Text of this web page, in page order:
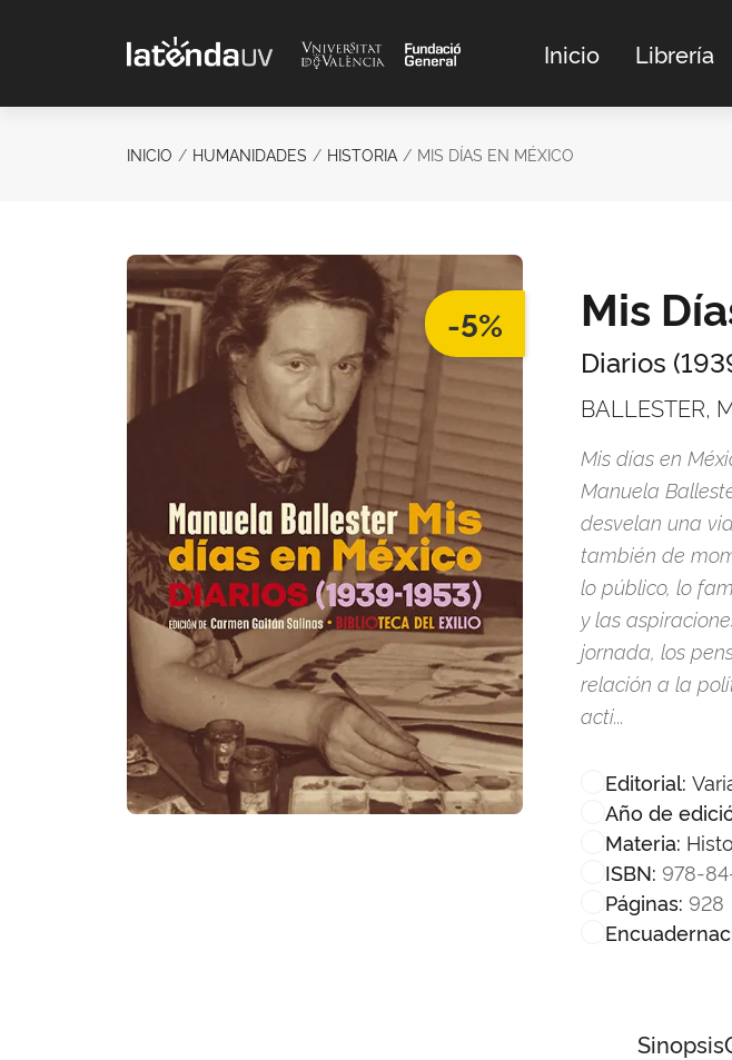
Inicio Librería
INICIO HUMANIDADES HISTORIA MIS DÍAS EN MÉXICO
-5% Mis
Diarios
BALLESTER,
Mis días en
Manuela
desvelan una
también de
lo público, lo
y las
jornada, los
relación a la
acti...
Editorial:
Año de
Materia:
ISBN: 978-
Páginas: 928
Sinopsis